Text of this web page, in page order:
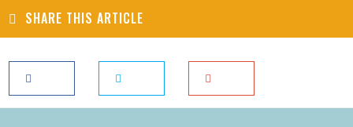
SHARE THIS ARTICLE